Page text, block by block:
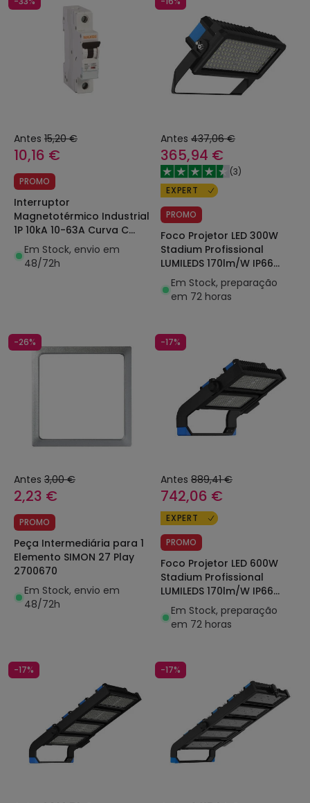
Antes 15,20 €
10,16 €
PROMO
Interruptor
Magnetotérmico Industrial
1P 10kA 10-63A Curva C
MAXGE
Em Stock, envio em
48/72h
Antes 437,06 €
365,94 €
(3)
EXPERT
PROMO
Foco Projetor LED 300W
Stadium Profissional
LUMILEDS 170lm/W IP66
INVENTRONICS Regulável
1-10 V
Em Stock, preparação
em 72 horas
-26%
Antes 3,00 €
2,23 €
PROMO
Peça Intermediária para 1
Elemento SIMON 27 Play
2700670
Em Stock, envio em
48/72h
-17%
Antes 889,41 €
742,06 €
EXPERT
PROMO
Foco Projetor LED 600W
Stadium Profissional
LUMILEDS 170lm/W IP66
INVENTRONICS Regulável
1-10 V
Em Stock, preparação
em 72 horas
-17% -17%